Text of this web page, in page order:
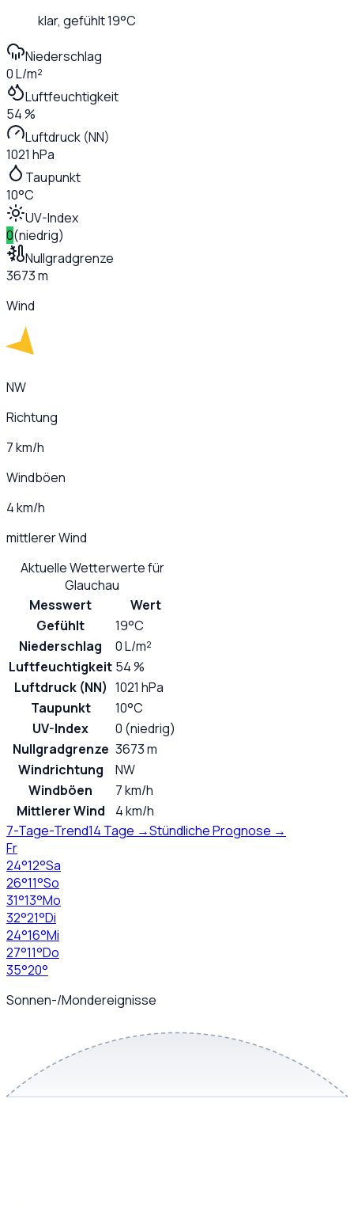
klar, gefühlt19°C
Niederschlag
0 L/m²
Luftfeuchtigkeit
54 %
Luftdruck (NN)
1021 hPa
Taupunkt
10°C
UV-Index
0(niedrig)
Nullgradgrenze
3673 m
Wind
NW
Richtung
7 km/h
Windböen
4 km/h
mittlerer Wind
Aktuelle Wetterwerte für
Glauchau
Messwert
Wert
Gefühlt
19°C
Niederschlag
0 L/m²
Luftfeuchtigkeit 54 %
Luftdruck (NN) 1021 hPa
Taupunkt
10°C
UV-Index
0 (niedrig)
Nullgradgrenze 3673 m
Windrichtung
NW
Windböen
7 km/h
Mittlerer Wind
4 km/h
7-Tage-Trend14 Tage →Stündliche Prognose →
Fr
24°12°Sa
26°11°So
31°13°Mo
32°21°Di
24°16°Mi
27°11°Do
35°20°
Sonnen-/Mondereignisse